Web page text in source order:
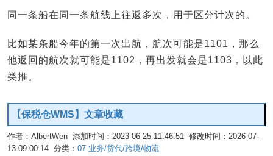
同一条船在同一条航线上往返多次，用于区分计次的。
比如某条船今年的第一次出航，航次可能是1101，那么
他返回的航次就可能是1102，再出发就会是1103，以此
类推。
【保税仓WMS】文章收藏
作者：AlbertWen 添加时间：2023-06-25 11:46:51 修改时间：2026-07-
13 09:00:14 分类： 07.业务/货代/跨境/物流